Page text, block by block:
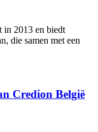
in 2013 en biedt
die samen met een
Credion België